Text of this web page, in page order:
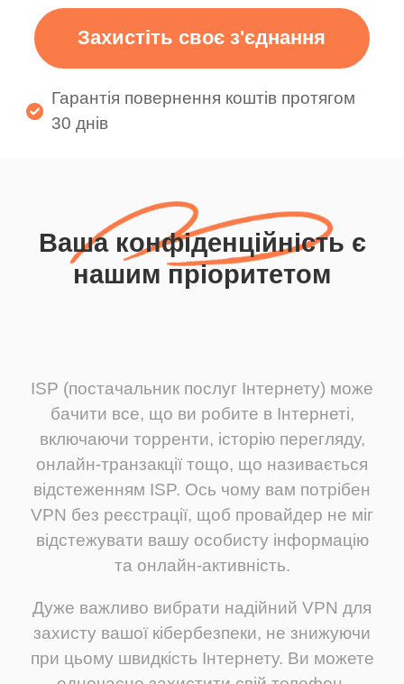
Захистіть своє з'єднання
Гарантія повернення коштів протягом
30 днів
Ваша конфіденційність є
нашим пріоритетом
ISP (постачальник послуг Інтернету) може
бачити все, що ви робите в Інтернеті,
включаючи торренти, історію перегляду,
онлайн-транзакції тощо, що називається
відстеженням ISP. Ось чому вам потрібен
VPN без реєстрації, щоб провайдер не міг
відстежувати вашу особисту інформацію
та онлайн-активність.
Дуже важливо вибрати надійний VPN для
захисту вашої кібербезпеки, не знижуючи
при цьому швидкість Інтернету. Ви можете